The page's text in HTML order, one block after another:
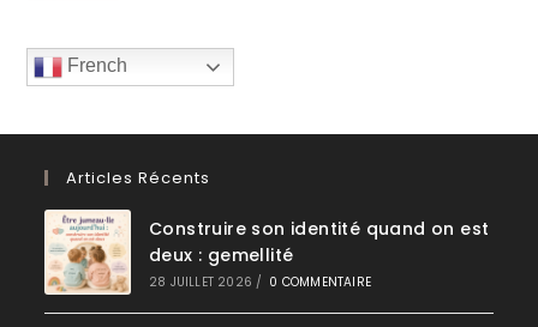
French
Articles Récents
Construire son identité quand on est
deux : gemellité
28 JUILLET 2026 / 0 COMMENTAIRE